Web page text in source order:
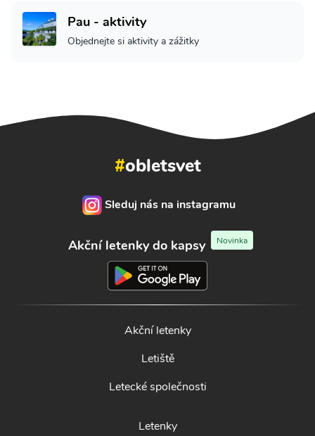
Pau - aktivity
Objednejte si aktivity a zážitky
#obletsvet
Sleduj nás na instagramu
Akční letenky do kapsy Novinka
Akční letenky
Letiště
Letecké společnosti
Letenky